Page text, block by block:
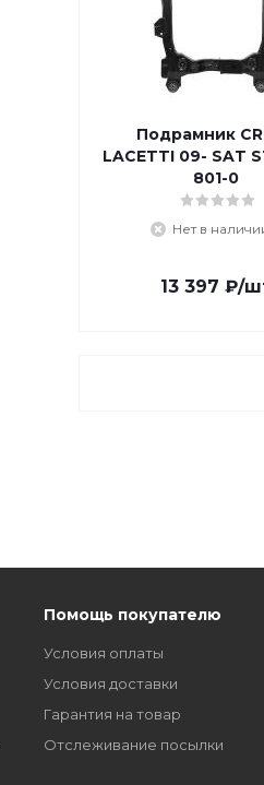
Подрамник
LACETTI 09- SAT
801-0
Нет в
13 397 ₽/
Помощь покупателю
Условия оплаты
Условия доставки
Гарантия на товар
Отслеживание посылки